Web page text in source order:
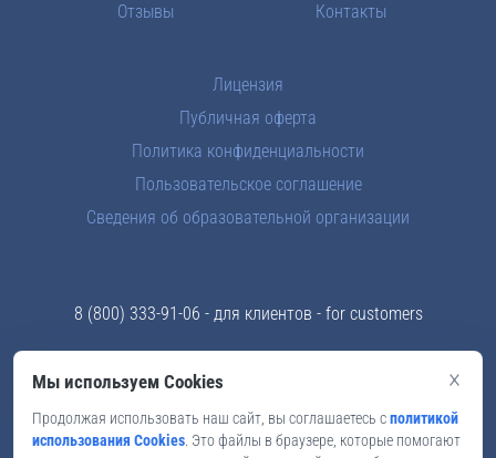
Отзывы
Контакты
Лицензия
Публичная оферта
Политика конфиденциальности
Пользовательское соглашение
Сведения об образовательной организации
8 (800) 333-91-06 - для клиентов - for customers
Мы в соцсетях
×
Мы используем Cookies
Продолжая использовать наш сайт, вы соглашаетесь сполитикой
использования Cookies . Это файлы в браузере, которые помогают